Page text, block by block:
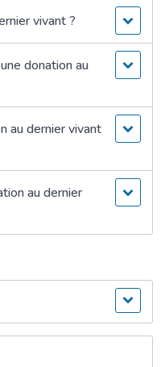
vivant ?
donation au
au dernier vivant
au dernier